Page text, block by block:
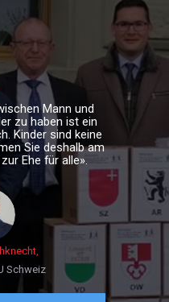
Mann und
zu haben ist ein
Kinder sind keine
Sie deshalb am
Ehe für alle».
Schweiz